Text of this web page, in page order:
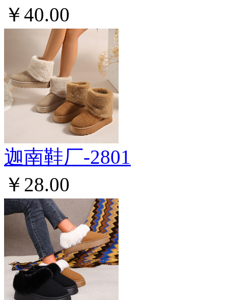
￥40.00
迦南鞋厂-2801
￥28.00